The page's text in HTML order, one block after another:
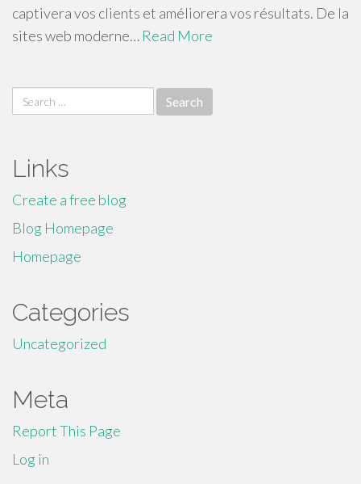
captivera vos clients et améliorera vos résultats. De la
sites web moderne… Read More
Search
for:
Links
Create a free blog
Blog Homepage
Homepage
Categories
Uncategorized
Meta
Report This Page
Log in